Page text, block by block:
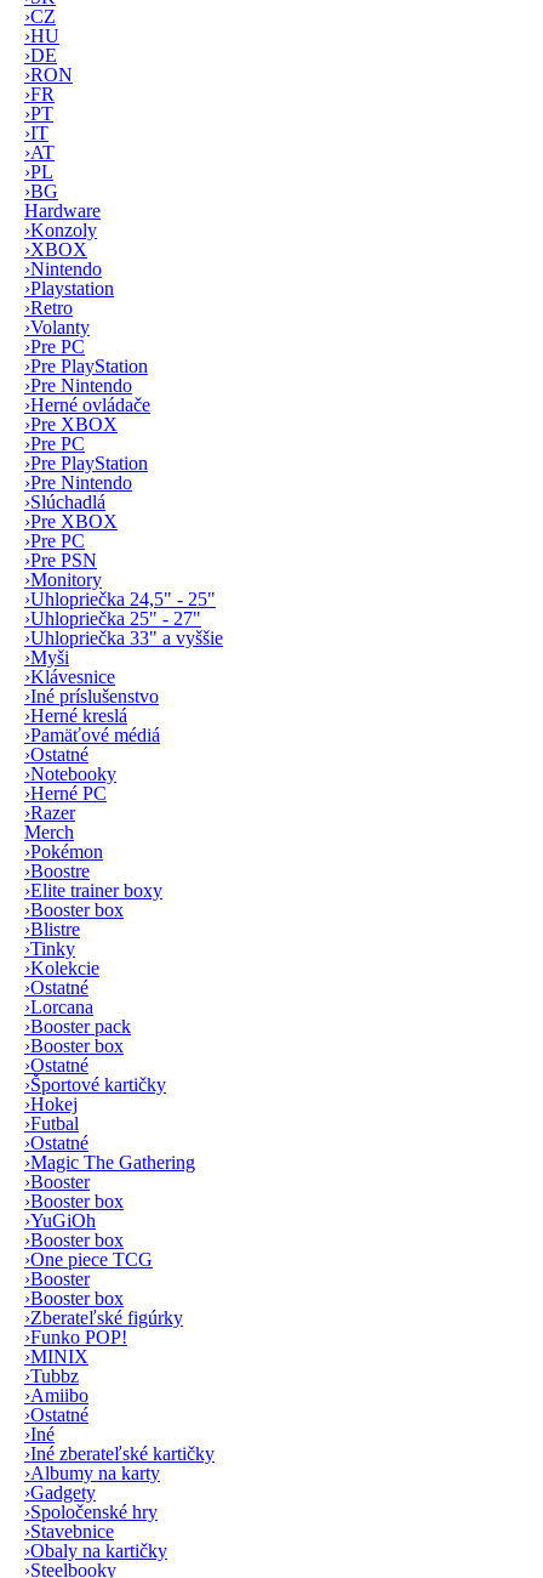
›CZ
›HU
›DE
›RON
›FR
›PT
›IT
›AT
›PL
›BG
Hardware
›Konzoly
›XBOX
›Nintendo
›Playstation
›Retro
›Volanty
›Pre PC
›Pre PlayStation
›Pre Nintendo
›Herné ovládače
›Pre XBOX
›Pre PC
›Pre PlayStation
›Pre Nintendo
›Slúchadlá
›Pre XBOX
›Pre PC
›Pre PSN
›Monitory
›Uhlopriečka 24,5" - 25"
›Uhlopriečka 25" - 27"
›Uhlopriečka 33" a vyššie
›Myši
›Klávesnice
›Iné príslušenstvo
›Herné kreslá
›Pamäťové médiá
›Ostatné
›Notebooky
›Herné PC
›Razer
Merch
›Pokémon
›Boostre
›Elite trainer boxy
›Booster box
›Blistre
›Tinky
›Kolekcie
›Ostatné
›Lorcana
›Booster pack
›Booster box
›Ostatné
›Športové kartičky
›Hokej
›Futbal
›Ostatné
›Magic The Gathering
›Booster
›Booster box
›YuGiOh
›Booster box
›One piece TCG
›Booster
›Booster box
›Zberateľské figúrky
›Funko POP!
›MINIX
›Tubbz
›Amiibo
›Ostatné
›Iné
›Iné zberateľské kartičky
›Albumy na karty
›Gadgety
›Spoločenské hry
›Stavebnice
›Obaly na kartičky
›Steelbooky